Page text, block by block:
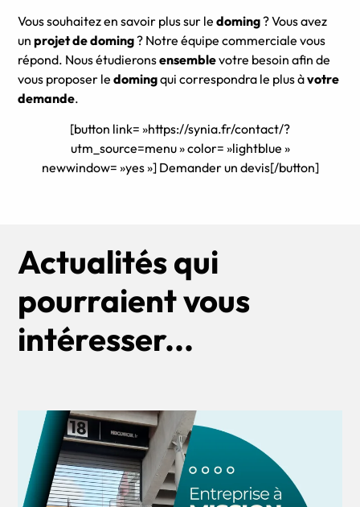
Vous souhaitez en savoir plus sur ledoming? Vous avez
unprojet de doming? Notre équipe commerciale vous
répond. Nous étudieronsensemblevotre besoin afin de
vous proposer ledomingqui correspondra le plus àvotre
demande.
[button link= »https://synia.fr/contact/?
utm_source=menu » color= »lightblue »
newwindow= »yes »] Demander un devis[/button]
Actualités qui
pourraient vous
intéresser...